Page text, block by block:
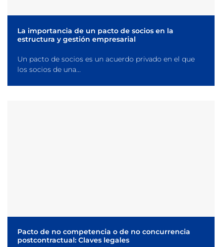
La importancia de un pacto de socios en la
estructura y gestión empresarial
Un pacto de socios es un acuerdo privado en el que
los socios de una...
Pacto de no competencia o de no concurrencia
postcontractual: Claves legales